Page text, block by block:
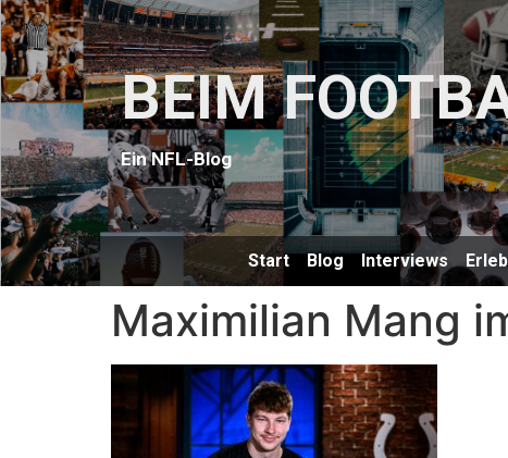
BEIM
Ein NFL-Blog
Start Blog Interviews
Maximilian Mang